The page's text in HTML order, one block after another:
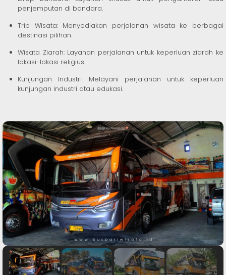
penjemputan di bandara.
Trip Wisata: Menyediakan perjalanan wisata ke berbagai
destinasi pilihan.
Wisata Ziarah: Layanan perjalanan untuk keperluan ziarah ke
lokasi-lokasi religius.
Kunjungan Industri: Melayani perjalanan untuk keperluan
kunjungan industri atau edukasi.